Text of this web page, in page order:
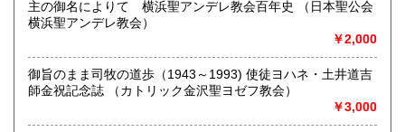
中南米関連(特に移民)、民俗学をお受けします。
-
主の御名によりて 横浜聖アンデレ教会百年史 （日本聖公会
横浜聖アンデレ教会）
￥2,000
御旨のまま司牧の道歩（1943～1993) 使徒ヨハネ・土井道吉
師金祝記念誌 （カトリック金沢聖ヨゼフ教会）
￥3,000